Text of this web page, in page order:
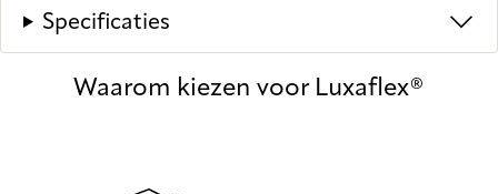
Specificaties
Waarom kiezen voor Luxaflex®